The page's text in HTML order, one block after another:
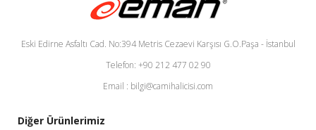
Eski Edirne Asfaltı Cad. No:394 Metris Cezaevi Karşısı G.O.Paşa - İstanbul
Telefon: +90 212 477 02 90
Email : bilgi@camihalicisi.com
Diğer Ürünlerimiz